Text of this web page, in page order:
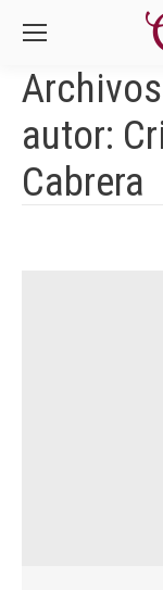
Archivos
autor:
Cabrera